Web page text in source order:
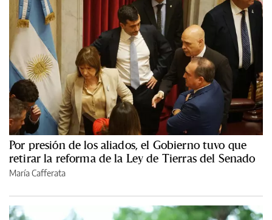
Por presión de los aliados, el Gobierno tuvo que
retirar la reforma de la Ley de Tierras del Senado
María Cafferata